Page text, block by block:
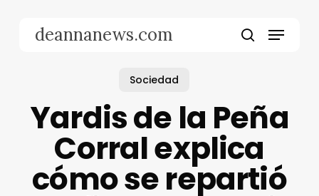
deannanews.com Menu
Sociedad
Yardis de la Peña
Corral explica
cómo se repartió